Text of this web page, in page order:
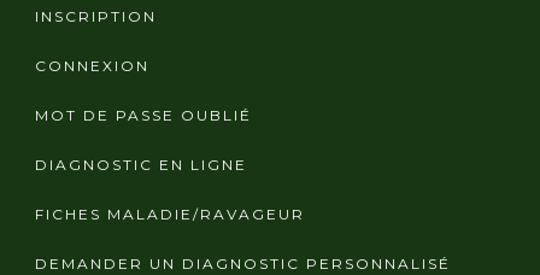
INSCRIPTION
CONNEXION
MOT DE PASSE OUBLIÉ
DIAGNOSTIC EN LIGNE
FICHES MALADIE/RAVAGEUR
DEMANDER UN DIAGNOSTIC PERSONNALISÉ